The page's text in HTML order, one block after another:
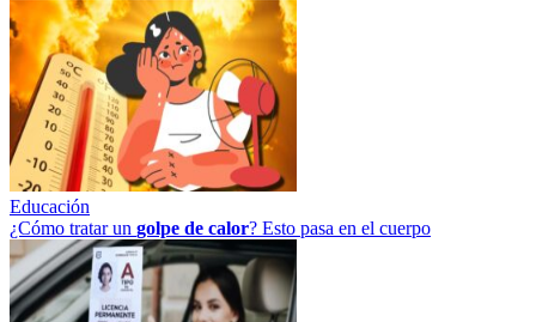
Educación
¿Cómo tratar un golpe de calor? Esto pasa en el cuerpo